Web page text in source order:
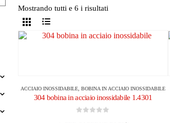
Mostrando tutti e 6 i risultati
ACCIAIO INOSSIDABILE, BOBINA IN ACCIAIO INOSSIDABILE
304 bobina in acciaio inossidabile 1.4301